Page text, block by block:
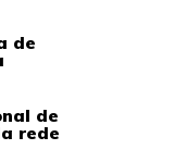
de
de
rede